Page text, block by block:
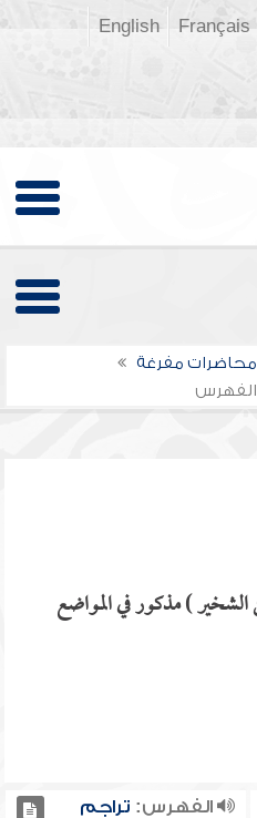
Français
English
محاضرات مفرغة
) مذكور في المواضع
الفهرس: تراجم